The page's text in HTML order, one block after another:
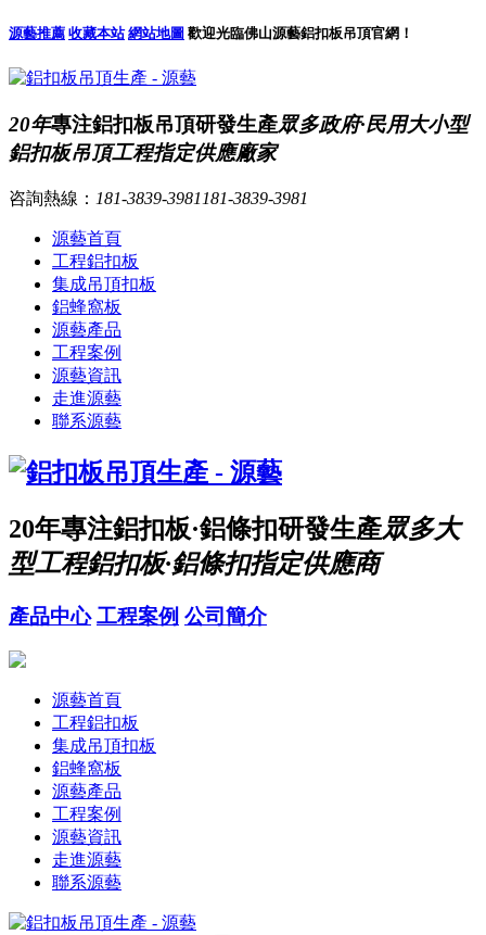
源藝推薦 收藏本站 網站地圖 歡迎光臨佛山源藝鋁扣板吊頂官網！
20年專注鋁扣板吊頂研發生產眾多政府·民用大小型
鋁扣板吊頂工程指定供應廠家
咨詢熱線： 181-3839-3981 181-3839-3981
源藝首頁
工程鋁扣板
集成吊頂扣板
鋁蜂窩板
源藝產品
工程案例
源藝資訊
走進源藝
聯系源藝
20年專注鋁扣板·鋁條扣研發生產眾多大
型工程鋁扣板·鋁條扣指定供應商
產品中心 工程案例 公司簡介
源藝首頁
工程鋁扣板
集成吊頂扣板
鋁蜂窩板
源藝產品
工程案例
源藝資訊
走進源藝
聯系源藝